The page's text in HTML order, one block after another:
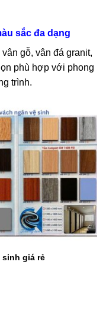
àu sắc đa dạng
gỗ, vân đá granit,
phù hợp với phong
trình.
sinh giá rẻ